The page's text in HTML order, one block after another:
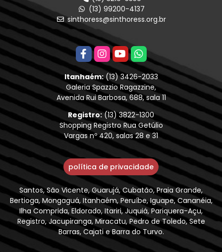
(13) 99200-4137
sinthoress@sinthoress.org.br
Itanhaém:(13) 3426-2033
Galeria Spazzio Ragazzine,
Avenida Rui Barbosa, 688, sala 11
Registro:(13) 3822-1300
Shopping Registro Rua Getúlio
Vargas nº 420, salas 28 e 31
política de privacidade
Santos, São Vicente, Guarujá, Cubatão, Praia Grande,
Bertioga, Mongaguá, Itanhaém, Peruíbe, Iguape, Cananéia,
Ilha Comprida, Eldorado, Itariri, Juquiá, Pariquera-Açu,
Registro, Jacupiranga, Miracatu, Pedro de Toledo, Sete
Barras, Cajati e Barra do Turvo.